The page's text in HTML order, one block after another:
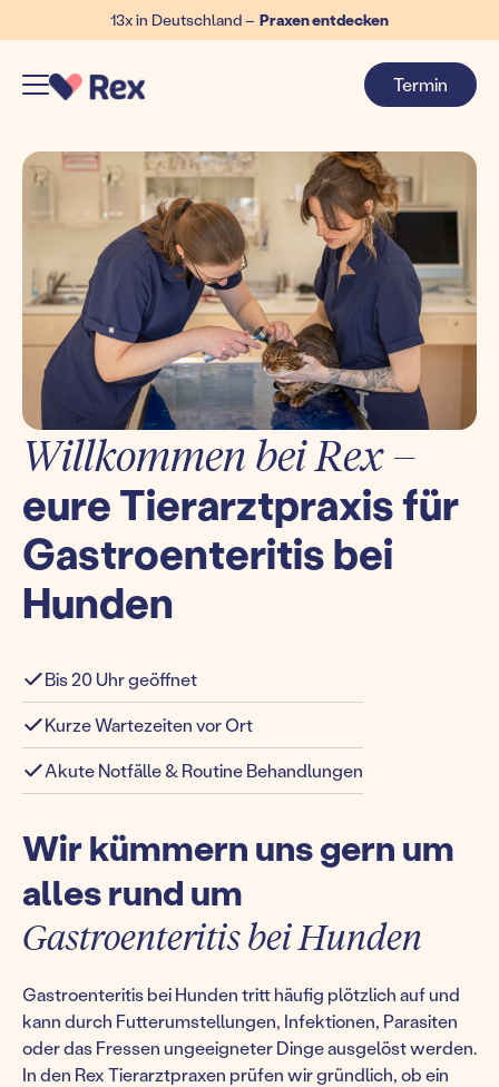
13x in Deutschland – Praxen entdecken
Termin
Willkommen bei Rex –
eure Tierarztpraxis für
Gastroenteritis bei
Hunden
Bis 20 Uhr geöffnet
Kurze Wartezeiten vor Ort
Akute Notfälle & Routine Behandlungen
Wir kümmern uns gern um
alles rund um
Gastroenteritis bei Hunden
Gastroenteritis bei Hunden tritt häufig plötzlich auf und
kann durch Futterumstellungen, Infektionen, Parasiten
oder das Fressen ungeeigneter Dinge ausgelöst werden.
In den Rex Tierarztpraxen prüfen wir gründlich, ob ein